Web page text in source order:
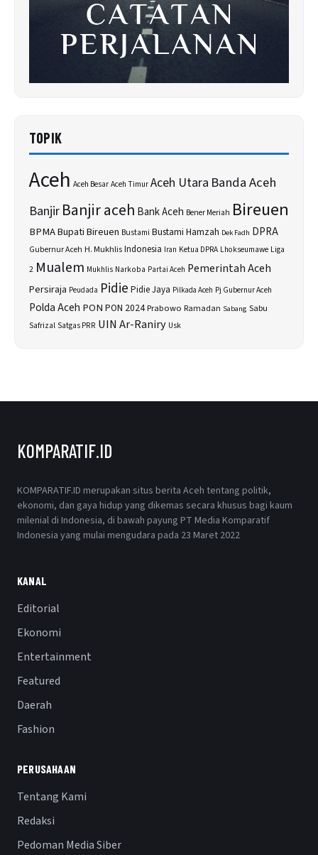
TOPIK
Aceh Aceh BesarAceh TimurAceh Utara Banda Aceh
BanjirBanjir aceh Bank Aceh Bener Meriah Bireuen
BPMABupati Bireuen Bustami Bustami Hamzah Dek Fadh DPRA
Gubernur Aceh H. MukhlisIndonesia Iran Ketua DPRA Lhokseumawe Liga
2 Mualem Mukhlis Narkoba Partai Aceh Pemerintah Aceh
Persiraja Peudada Pidie Pidie Jaya Pilkada Aceh Pj Gubernur Aceh
Polda Aceh PON PON 2024Prabowo Ramadan Sabang Sabu
Safrizal Satgas PRR UIN Ar-Raniry Usk
KOMPARATIF.ID
KOMPARATIF.ID merupakan situs berita Aceh tentang politik,
ekonomi, dan gaya hidup yang dikemas secara khusus bagi kaum
milenial di Indonesia, di bawah payung PT Media Komparatif
Indonesia yang mulai mengudara pada 23 Maret 2022
KANAL
Editorial
Ekonomi
Entertainment
Featured
Daerah
Fashion
PERUSAHAAN
Tentang Kami
Redaksi
Pedoman Media Siber